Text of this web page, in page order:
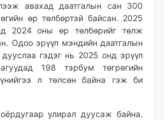
авахад даатгалын сан 300
өр төлбөртэй байсан. 2025
2024 оны өр төлбөрийг төлж
Одоо эрүүл мэндийн даатгалын
гэдэг нь 2025 онд эрүүл
198 тэрбум төгрөгийн
л төлсөн байна гэж би
улирал дуусаж байна.